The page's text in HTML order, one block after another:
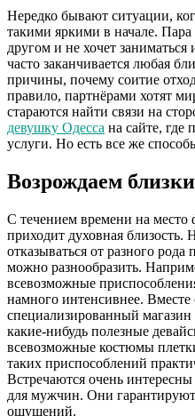
Нередко бывают ситуации,
такими яркими в начале.
другом и не хочет
часто заканчивается любая
причины, почему соитие
правило, партнёрами хотят
стараются найти связи на
девушку Одесса на сайте, где
услуги. Но есть все же
Возрождаем
С течением времени на место
приходит духовная близость.
отказываться от разного рода
можно разнообразить.
всевозможные
намного интенсивнее. Вместе
специализированный магазин
какие-нибудь полезные
всевозможные костюмы
таких приспособлений
Встречаются очень
для мужчин. Они
ощущений.